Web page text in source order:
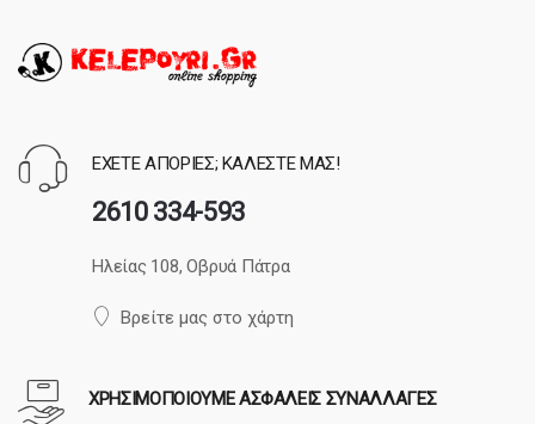
ΕΧΕΤΕ ΑΠΟΡΙΕΣ; ΚΑΛΕΣΤΕ ΜΑΣ!
2610 334-593
Ηλείας 108, Οβρυά Πάτρα
Βρείτε μας στο χάρτη
ΧΡΗΣΙΜΟΠΟΙΟΥΜΕ ΑΣΦΑΛΕΙΣ ΣΥΝΑΛΛΑΓΕΣ